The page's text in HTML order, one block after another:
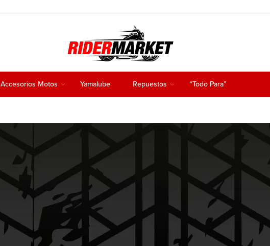
Accesorios Motos Yamalube Repuestos “Todo Para”